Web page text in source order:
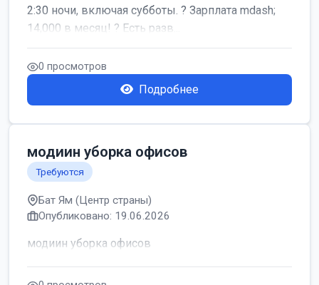
2:30 ночи, включая субботы. ? Зарплата mdash;
14,000 в месяц! ? Есть разв...
0 просмотров
Подробнее
модиин уборка офисов
Требуются
Бат Ям (Центр страны)
Опубликовано: 19.06.2026
модиин уборка офисов